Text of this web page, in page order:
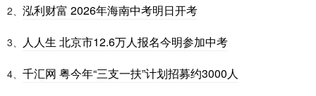
2、 泓利财富 2026年海南中考明日开考
3、 人人生 北京市12.6万人报名今明参加中考
4、 千汇网 粤今年“三支一扶”计划招募约3000人